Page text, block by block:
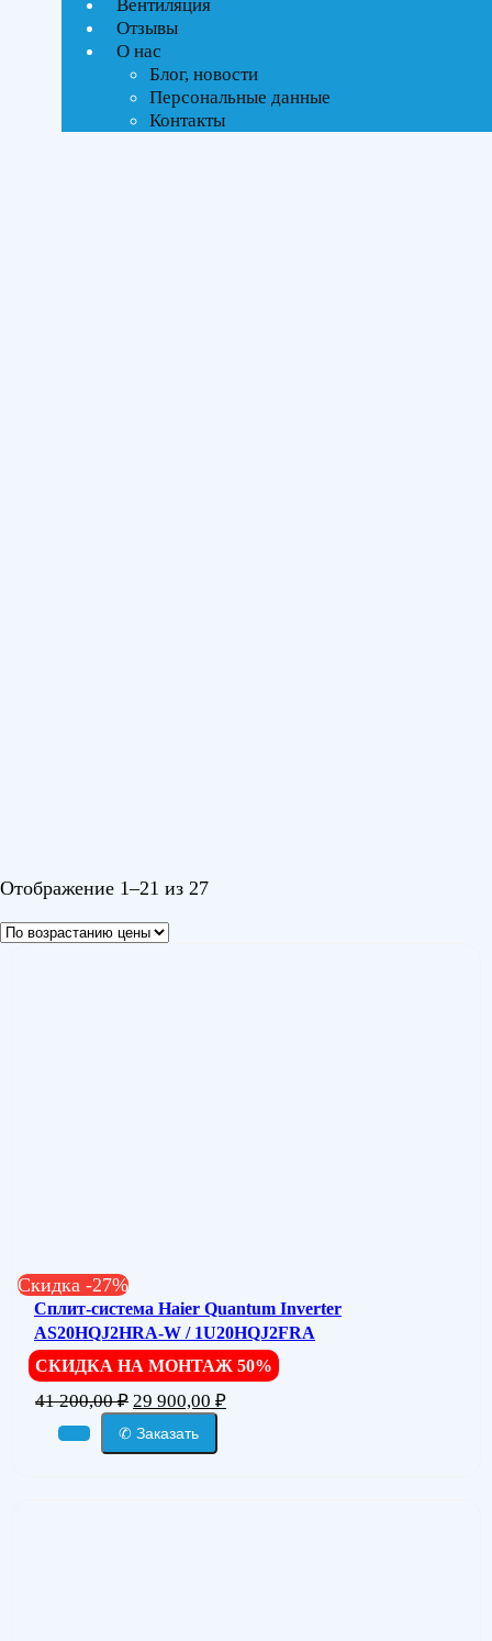
Вентиляция
Отзывы
О нас
Блог, новости
Персональные данные
Контакты
Текстовый поиск
ВСЕ АКЦИИ(26)
On-Off стандартное
Отображение 1–21 из 27
Скидка -27%
Сплит-система Haier Quantum Inverter
AS20HQJ2HRA-W / 1U20HQJ2FRA
СКИДКА НА МОНТАЖ 50%
41 200,00₽ 29 900,00 ₽
✆ Заказать